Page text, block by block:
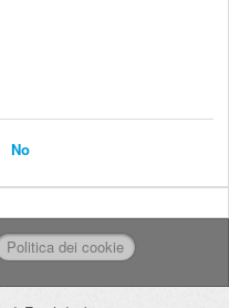
No
Politica dei cookie